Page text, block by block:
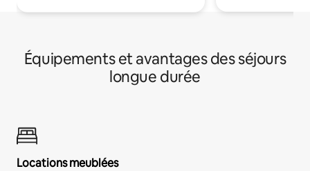
Équipements et avantages des séjours
longue durée
Locations meublées